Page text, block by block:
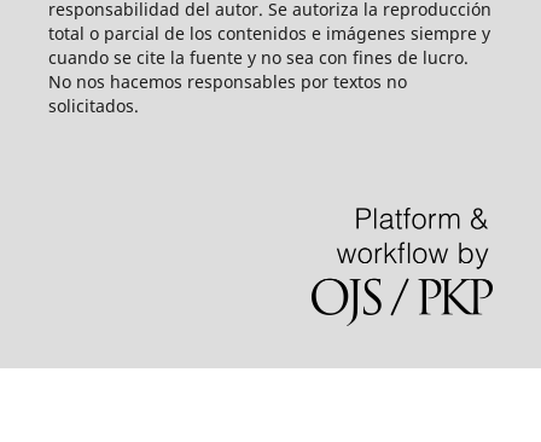
responsabilidad del autor. Se autoriza la reproducción
total o parcial de los contenidos e imágenes siempre y
cuando se cite la fuente y no sea con fines de lucro.
No nos hacemos responsables por textos no
solicitados.